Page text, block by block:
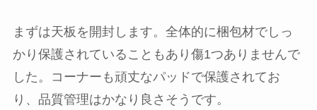
まずは天板を開封します。全体的に梱包材でしっ
かり保護されていることもあり傷1つありませんで
した。コーナーも頑丈なパッドで保護されてお
り、品質管理はかなり良さそうです。